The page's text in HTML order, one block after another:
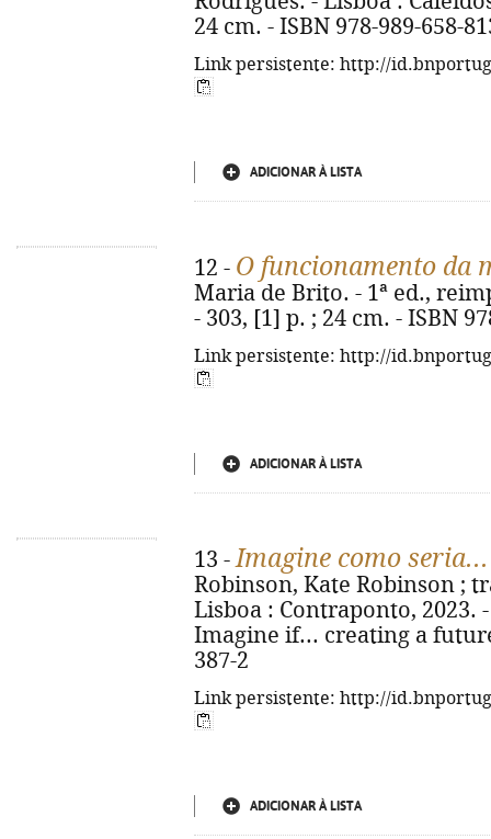
24 cm. - ISBN 978-989-658-
Link persistente: http://
ADICIONAR À LISTA
12 - O funcionamento da
Maria de Brito. - 1ª ed.,
- 303, [1] p. ; 24 cm. - ISBN
Link persistente: http://
ADICIONAR À LISTA
13 -Imagine como
Robinson, Kate Robinson ;
Lisboa : Contraponto, 2023.
Imagine if... creating a
387-2
Link persistente: http://
ADICIONAR À LISTA